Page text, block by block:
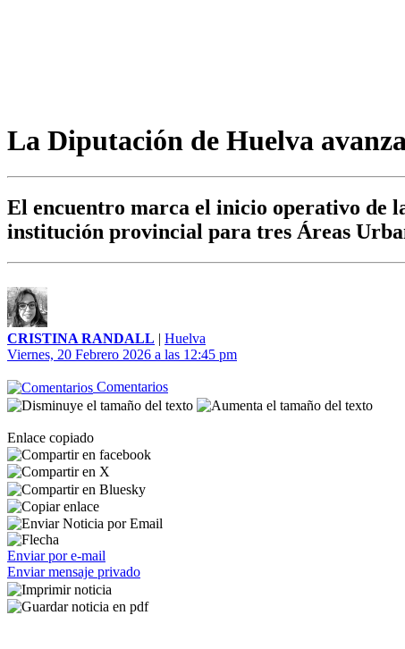
La Diputación de Huelva
El encuentro marca el inicio operativo de
institución provincial para tres Áreas
CRISTINA RANDALL | Huelva
Viernes, 20 Febrero 2026 a las 12:45 pm
Comentarios
Enlace copiado
Enviar por e-mail
Enviar mensaje privado